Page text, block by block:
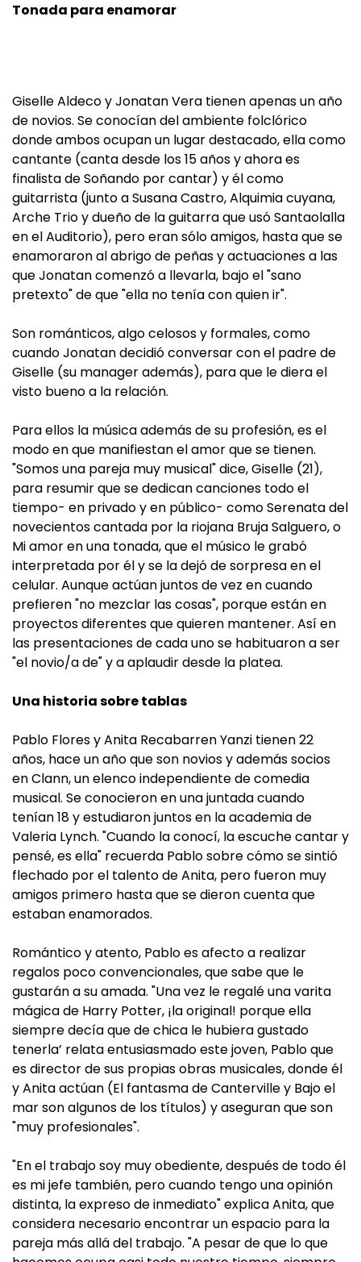
Tonada para enamorar
Giselle Aldeco y Jonatan Vera tienen apenas un año
de novios. Se conocían del ambiente folclórico
donde ambos ocupan un lugar destacado, ella como
cantante (canta desde los 15 años y ahora es
finalista de Soñando por cantar) y él como
guitarrista (junto a Susana Castro, Alquimia cuyana,
Arche Trio y dueño de la guitarra que usó Santaolalla
en el Auditorio), pero eran sólo amigos, hasta que se
enamoraron al abrigo de peñas y actuaciones a las
que Jonatan comenzó a llevarla, bajo el "sano
pretexto" de que "ella no tenía con quien ir".
Son románticos, algo celosos y formales, como
cuando Jonatan decidió conversar con el padre de
Giselle (su manager además), para que le diera el
visto bueno a la relación.
Para ellos la música además de su profesión, es el
modo en que manifiestan el amor que se tienen.
"Somos una pareja muy musical" dice, Giselle (21),
para resumir que se dedican canciones todo el
tiempo- en privado y en público- como Serenata del
novecientos cantada por la riojana Bruja Salguero, o
Mi amor en una tonada, que el músico le grabó
interpretada por él y se la dejó de sorpresa en el
celular. Aunque actúan juntos de vez en cuando
prefieren "no mezclar las cosas", porque están en
proyectos diferentes que quieren mantener. Así en
las presentaciones de cada uno se habituaron a ser
"el novio/a de" y a aplaudir desde la platea.
Una historia sobre tablas
Pablo Flores y Anita Recabarren Yanzi tienen 22
años, hace un año que son novios y además socios
en Clann, un elenco independiente de comedia
musical. Se conocieron en una juntada cuando
tenían 18 y estudiaron juntos en la academia de
Valeria Lynch. "Cuando la conocí, la escuche cantar y
pensé, es ella" recuerda Pablo sobre cómo se sintió
flechado por el talento de Anita, pero fueron muy
amigos primero hasta que se dieron cuenta que
estaban enamorados.
Romántico y atento, Pablo es afecto a realizar
regalos poco convencionales, que sabe que le
gustarán a su amada. "Una vez le regalé una varita
mágica de Harry Potter, ¡la original! porque ella
siempre decía que de chica le hubiera gustado
tenerla’ relata entusiasmado este joven, Pablo que
es director de sus propias obras musicales, donde él
y Anita actúan (El fantasma de Canterville y Bajo el
mar son algunos de los títulos) y aseguran que son
"muy profesionales".
"En el trabajo soy muy obediente, después de todo él
es mi jefe también, pero cuando tengo una opinión
distinta, la expreso de inmediato" explica Anita, que
considera necesario encontrar un espacio para la
pareja más allá del trabajo. "A pesar de que lo que